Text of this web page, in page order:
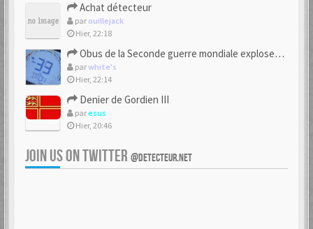
Achat détecteur
par ouillejack
Hier, 22:18
Obus de la Seconde guerre mondiale explosent dans des champs.
parwhite's
Hier, 22:14
Denier de Gordien III
paresus
Hier, 20:46
JOIN US ON TWITTER @DETECTEUR.NET